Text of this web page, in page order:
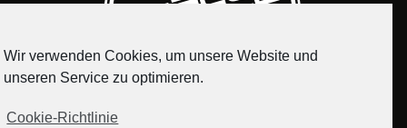
Wir verwenden Cookies, um unsere Website und
unseren Service zu optimieren.
Cookie-Richtlinie